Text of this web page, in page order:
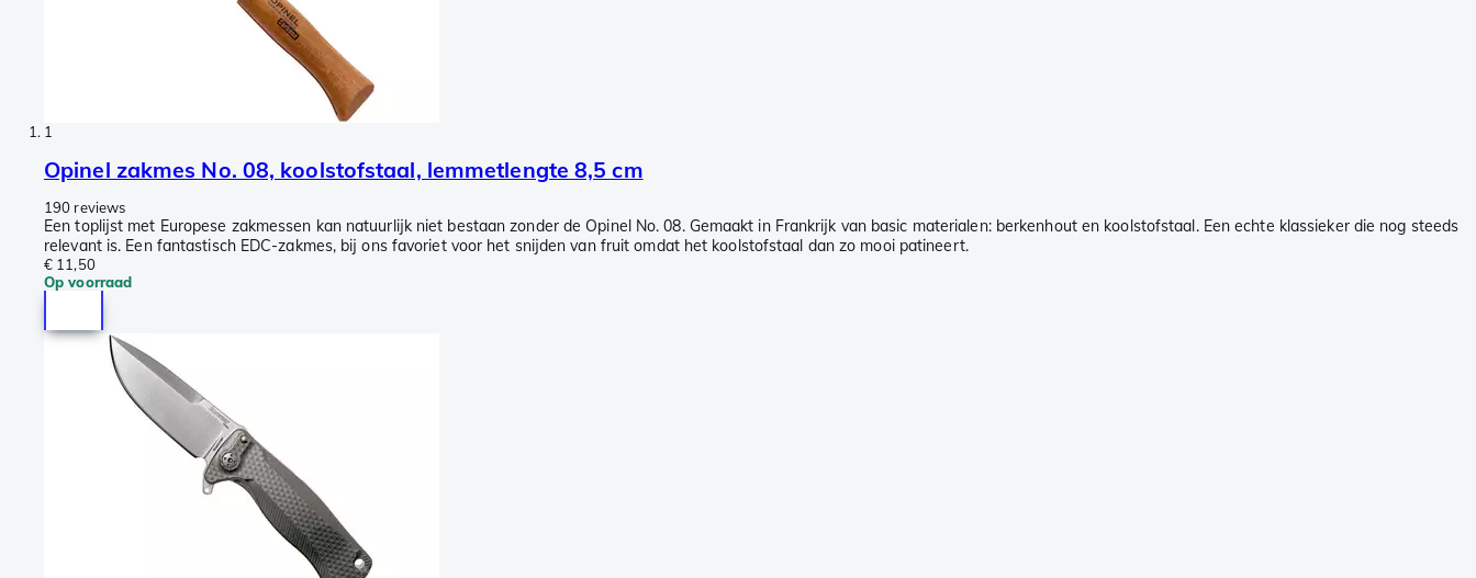
1
Opinel zakmes No. 08, koolstofstaal, lemmetlengte 8,5 cm
190 reviews
Een toplijst met Europese zakmessen kan natuurlijk niet bestaan zonder de Opinel No. 08. Gemaakt in Frankrijk van basic materialen: berkenhout en koolstofstaal. Een echte klassieker die nog steeds
relevant is. Een fantastisch EDC-zakmes, bij ons favoriet voor het snijden van fruit omdat het koolstofstaal dan zo mooi patineert.
€ 11,50
Op voorraad